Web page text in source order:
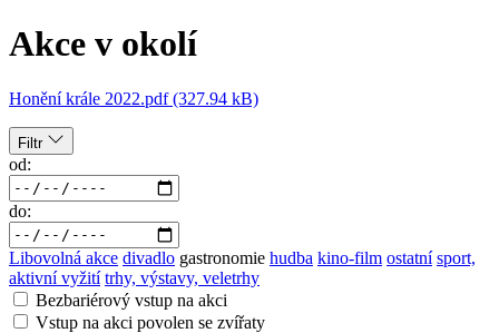
Akce v okolí
Honění krále 2022.pdf (327.94 kB)
Filtr
od:
do:
Libovolná akce divadlo gastronomie hudba kino-film ostatní sport,
aktivní vyžití trhy, výstavy, veletrhy
Bezbariérový vstup na akci
Vstup na akci povolen se zvířaty